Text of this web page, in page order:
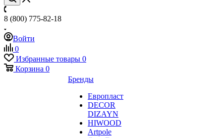
8 (800) 775-82-18
Войти
0
Избранные товары 0
Корзина 0
Бренды
Европласт
DECOR
DIZAYN
HIWOOD
Artpole